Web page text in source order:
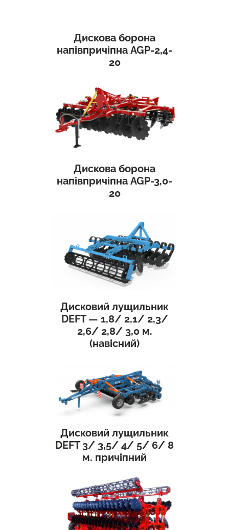
Дискова борона
напівпричіпна AGP-2,4-
20
Дискова борона
напівпричіпна AGP-3,0-
20
Дисковий лущильник
DEFT — 1,8/ 2,1/ 2,3/
2,6/ 2,8/ 3,0 м.
(навісний)
Дисковий лущильник
DEFT 3/ 3,5/ 4/ 5/ 6/ 8
м. причіпний